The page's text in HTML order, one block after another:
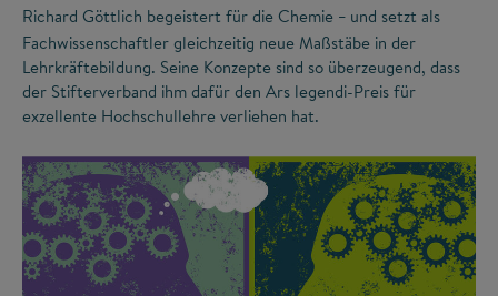
Richard Göttlich begeistert für die Chemie – und setzt als
Fachwissenschaftler gleichzeitig neue Maßstäbe in der
Lehrkräftebildung. Seine Konzepte sind so überzeugend, dass
der Stifterverband ihm dafür den Ars legendi-Preis für
exzellente Hochschullehre verliehen hat.